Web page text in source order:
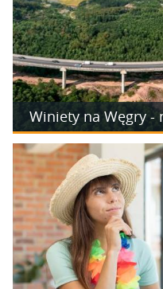
Winiety na Węgry -